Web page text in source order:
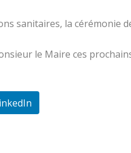
sanitaires, la
le Maire ces